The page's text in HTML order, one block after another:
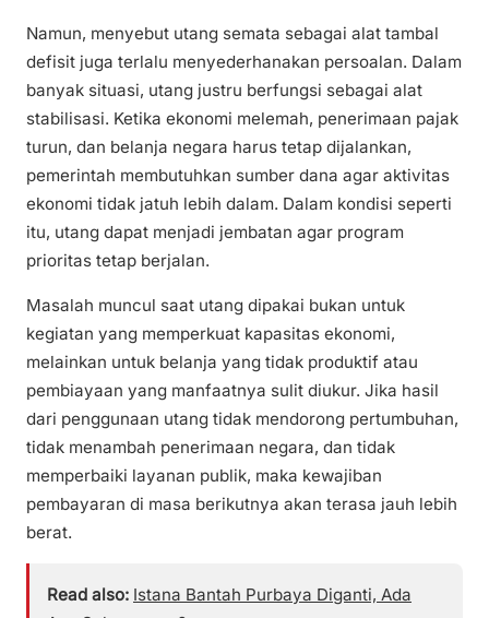
Namun, menyebut utang semata sebagai alat tambal
defisit juga terlalu menyederhanakan persoalan. Dalam
banyak situasi, utang justru berfungsi sebagai alat
stabilisasi. Ketika ekonomi melemah, penerimaan pajak
turun, dan belanja negara harus tetap dijalankan,
pemerintah membutuhkan sumber dana agar aktivitas
ekonomi tidak jatuh lebih dalam. Dalam kondisi seperti
itu, utang dapat menjadi jembatan agar program
prioritas tetap berjalan.
Masalah muncul saat utang dipakai bukan untuk
kegiatan yang memperkuat kapasitas ekonomi,
melainkan untuk belanja yang tidak produktif atau
pembiayaan yang manfaatnya sulit diukur. Jika hasil
dari penggunaan utang tidak mendorong pertumbuhan,
tidak menambah penerimaan negara, dan tidak
memperbaiki layanan publik, maka kewajiban
pembayaran di masa berikutnya akan terasa jauh lebih
berat.
Read also: Istana Bantah Purbaya Diganti, Ada